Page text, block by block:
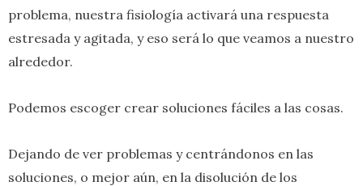
problema, nuestra fisiología activará una respuesta
estresada y agitada, y eso será lo que veamos a nuestro
alrededor.
Podemos escoger crear soluciones fáciles a las cosas.
Dejando de ver problemas y centrándonos en las
soluciones, o mejor aún, en la disolución de los